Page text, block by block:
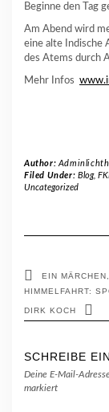
Beginne den Tag
Am Abend wird
eine alte Indische
des Atems durch
Mehr Infos
Author:
Filed Under: Blog,
Uncategorized
EIN
HIMMELFAHRT:
DIRK KOCH
SCHREIBE
Deine E-Mail-
markiert